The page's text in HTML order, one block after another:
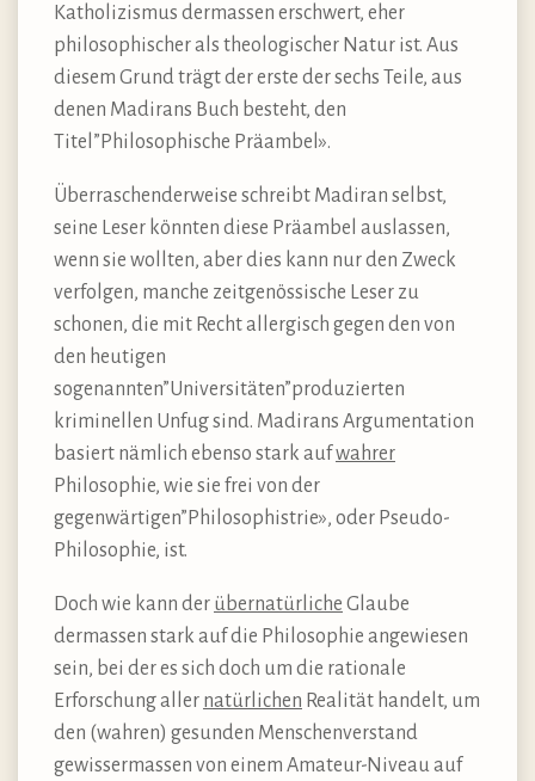
Katholizismus dermassen erschwert, eher
philosophischer als theologischer Natur ist. Aus
diesem Grund trägt der erste der sechs Teile, aus
denen Madirans Buch besteht, den
Titel”Philosophische Präambel».
Überraschenderweise schreibt Madiran selbst,
seine Leser könnten diese Präambel auslassen,
wenn sie wollten, aber dies kann nur den Zweck
verfolgen, manche zeitgenössische Leser zu
schonen, die mit Recht allergisch gegen den von
den heutigen
sogenannten”Universitäten”produzierten
kriminellen Unfug sind. Madirans Argumentation
basiert nämlich ebenso stark aufwahrer
Philosophie, wie sie frei von der
gegenwärtigen”Philosophistrie», oder Pseudo-
Philosophie, ist.
Doch wie kann der übernatürliche Glaube
dermassen stark auf die Philosophie angewiesen
sein, bei der es sich doch um die rationale
Erforschung aller natürlichen Realität handelt, um
den (wahren) gesunden Menschenverstand
gewissermassen von einem Amateur-Niveau auf